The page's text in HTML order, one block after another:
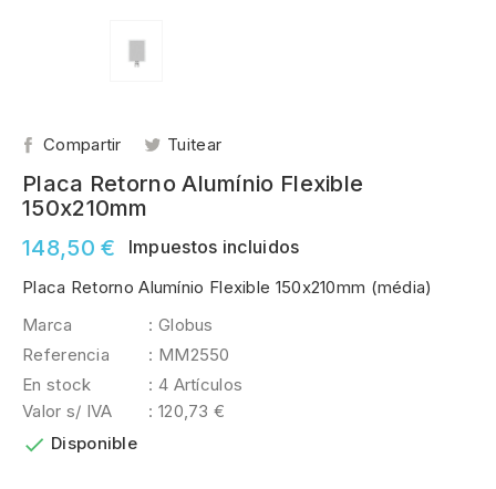
Compartir Tuitear
Placa Retorno Alumínio Flexible
150x210mm
148,50 €
Impuestos incluidos
Placa Retorno Alumínio Flexible 150x210mm (média)
Marca
: Globus
Referencia
: MM2550
En stock
: 4 Artículos
Valor s/ IVA
: 120,73 €
 Disponible